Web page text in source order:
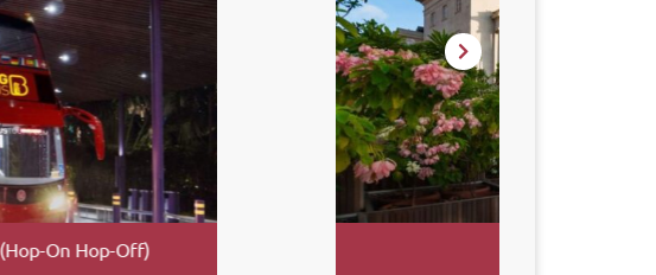
СИНГАПУРА
опции
ФОТОСЕССИЯ ПО
ИНСТАГРАМНЫМ
МЕСТАМ СИНГАПУРА
Национальная галерея Сингапура